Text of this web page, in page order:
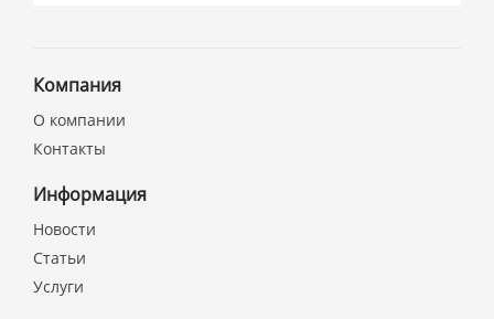
Компания
О компании
Контакты
Информация
Новости
Статьи
Услуги